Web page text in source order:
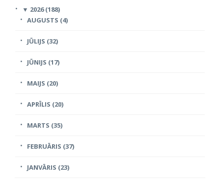
▼ 2026 (188)
AUGUSTS (4)
JŪLIJS (32)
JŪNIJS (17)
MAIJS (20)
APRĪLIS (20)
MARTS (35)
FEBRUĀRIS (37)
JANVĀRIS (23)